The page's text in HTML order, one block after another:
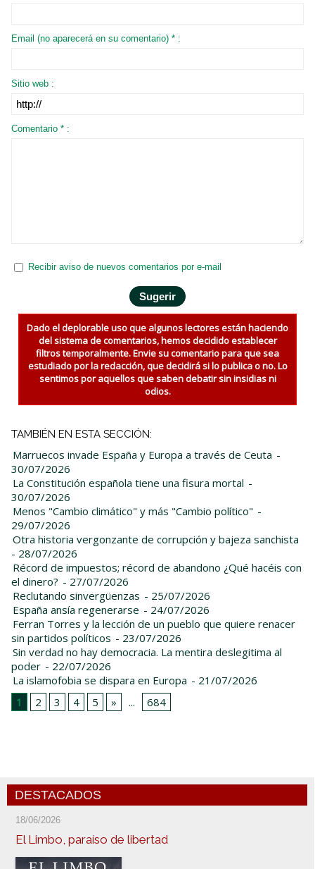
Email (no aparecerá en su comentario) * :
Sitio web :
Comentario * :
Recibir aviso de nuevos comentarios por e-mail
Dado el deplorable uso que algunos lectores están haciendo
del sistema de comentarios, hemos decidido establecer
filtros temporalmente. Envie su comentario para que sea
estudiado por la redacción, que decidirá si lo publica o no. Lo
sentimos por aquellos que saben debatir sin insidias ni
odios.
TAMBIÉN EN ESTA SECCIÓN:
Marruecos invade España y Europa a través de Ceuta -
30/07/2026
La Constitución española tiene una fisura mortal -
30/07/2026
Menos "Cambio climático" y más "Cambio político" -
29/07/2026
Otra historia vergonzante de corrupción y bajeza sanchista
- 28/07/2026
Récord de impuestos; récord de abandono ¿Qué hacéis con
el dinero? - 27/07/2026
Reclutando sinvergüenzas - 25/07/2026
España ansía regenerarse - 24/07/2026
Ferran Torres y la lección de un pueblo que quiere renacer
sin partidos políticos - 23/07/2026
Sin verdad no hay democracia. La mentira deslegitima al
poder - 22/07/2026
La islamofobia se dispara en Europa - 21/07/2026
1
2 3 4 5 » ... 684
DESTACADOS
18/06/2026
El Limbo, paraíso de libertad